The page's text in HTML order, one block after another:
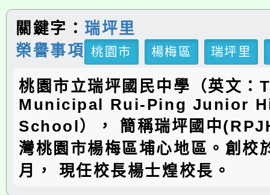
關鍵字： 瑞坪里
榮譽事項
桃園市 楊梅區 瑞坪里
桃園市立瑞坪國民中學（英文：
Municipal Rui-Ping Junior
School）， 簡稱瑞坪國中
灣桃園市楊梅區埔心地區。創校
月， 現任校長楊士煌校長。